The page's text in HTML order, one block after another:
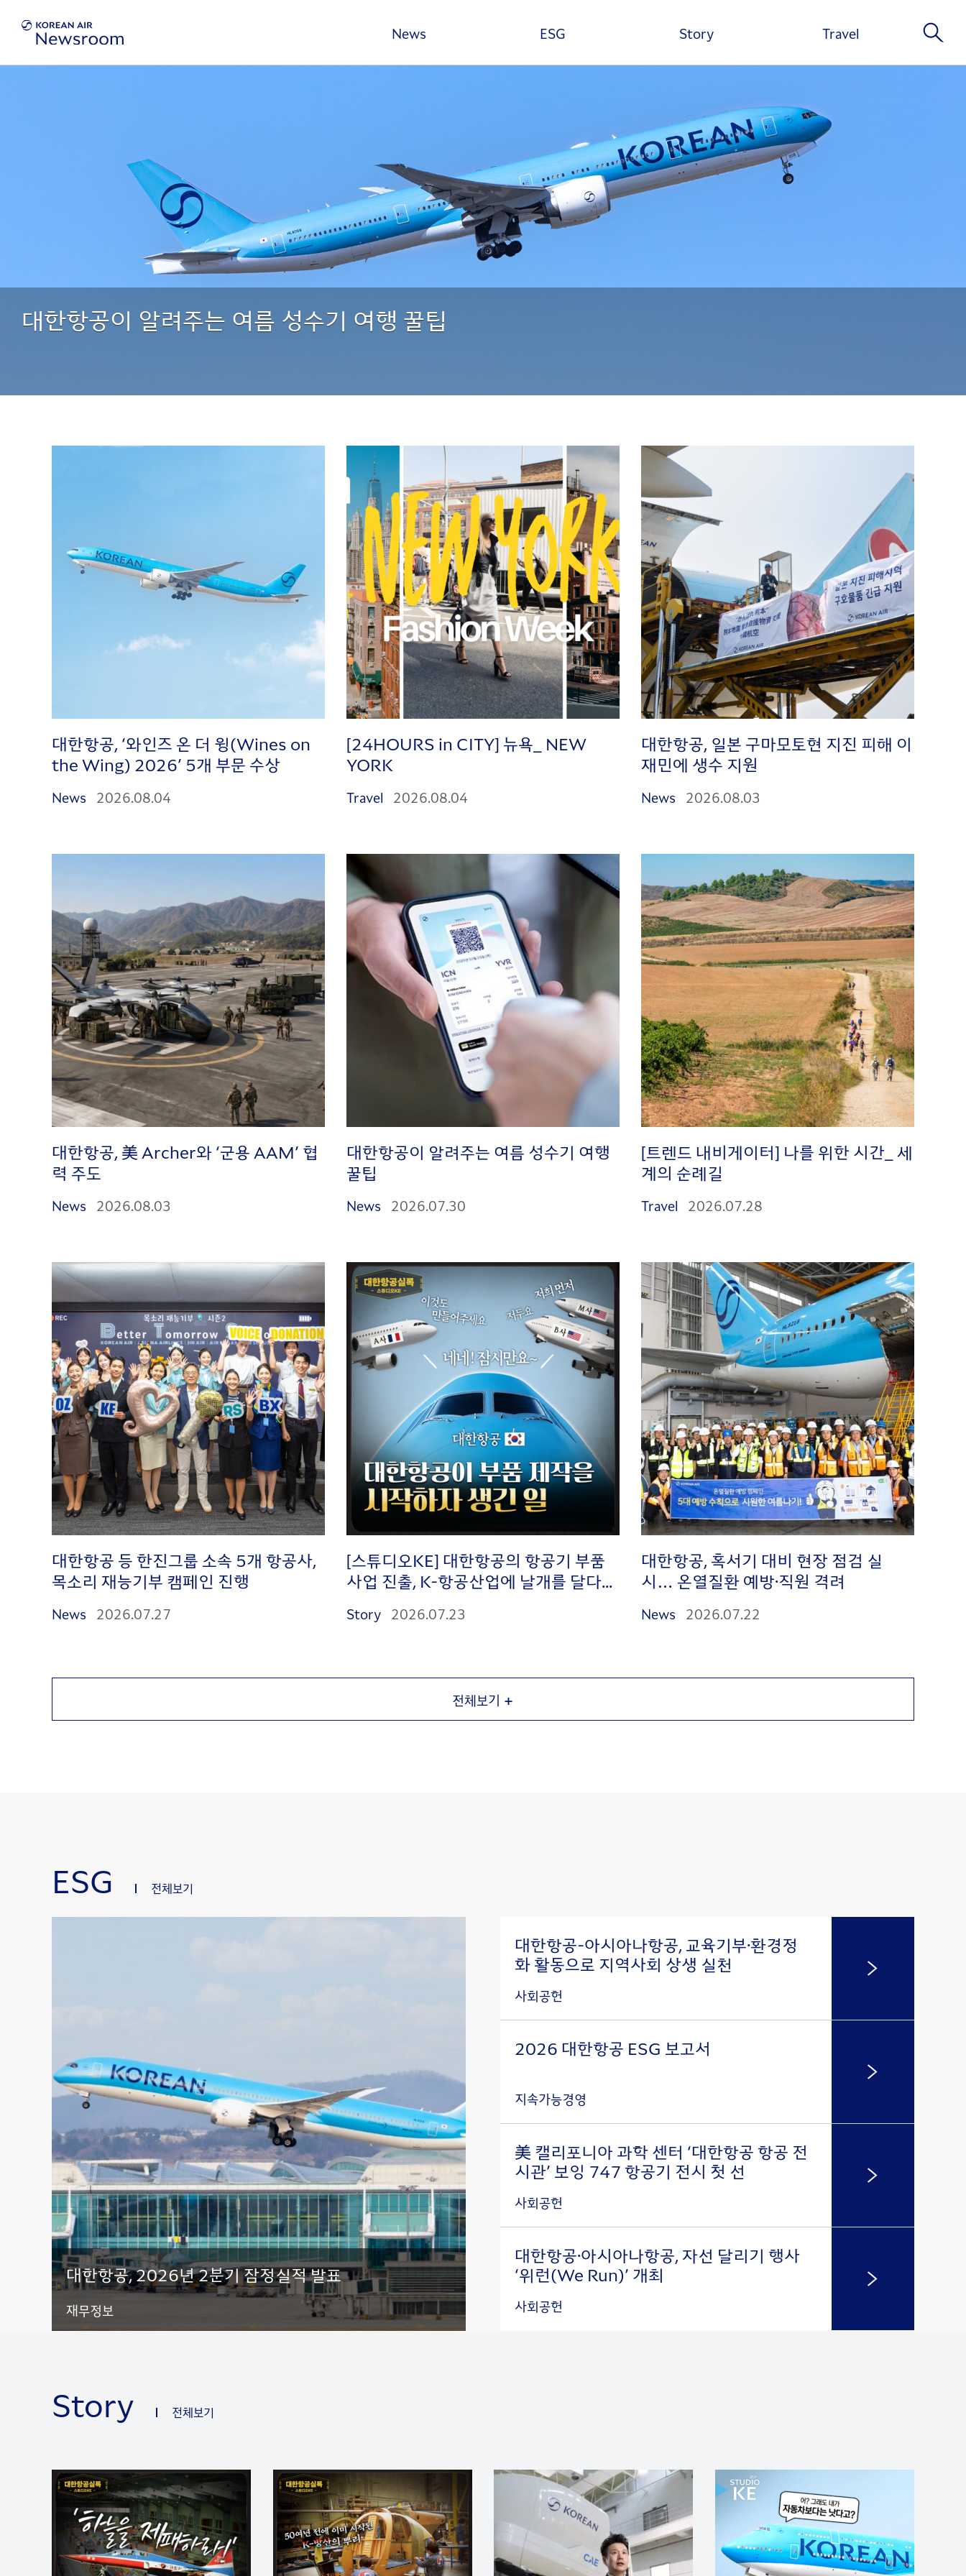
News ESG Story Travel
대한항공이 알려주는 여름 성수기 여행 꿀팁
대한항공, ‘와인즈 온 더 윙(Wines on
the Wing) 2026’ 5개 부문 수상
News 2026.08.04
[24HOURS in CITY] 뉴욕_ NEW
YORK
Travel 2026.08.04
대한항공, 일본 구마모토현 지진 피해 이
재민에 생수 지원
News 2026.08.03
대한항공, 美 Archer와 ‘군용 AAM’ 협
력 주도
News 2026.08.03
대한항공이 알려주는 여름 성수기 여행
꿀팁
News 2026.07.30
[트렌드 내비게이터] 나를 위한 시간_ 세
계의 순례길
Travel 2026.07.28
대한항공 등 한진그룹 소속 5개 항공사,
목소리 재능기부 캠페인 진행
News 2026.07.27
[스튜디오KE] 대한항공의 항공기 부품
사업 진출, K-항공산업에 날개를 달다...
Story 2026.07.23
대한항공, 혹서기 대비 현장 점검 실
시… 온열질환 예방·직원 격려
News 2026.07.22
전체보기 +
ESG 전체보기
대한항공, 2026년 2분기 잠정실적 발표
재무정보
대한항공-아시아나항공, 교육기부·환경정
화 활동으로 지역사회 상생 실천
사회공헌
2026 대한항공 ESG 보고서
지속가능경영
美 캘리포니아 과학 센터 ‘대한항공 항공 전
시관’ 보잉 747 항공기 전시 첫 선
사회공헌
대한항공·아시아나항공, 자선 달리기 행사
‘위런(We Run)’ 개최
사회공헌
Story 전체보기